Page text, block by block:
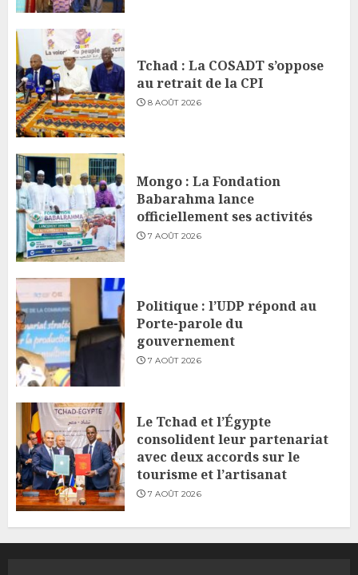
Tchad : La COSADT s’oppose
au retrait de la CPI
8 AOÛT 2026
Mongo : La Fondation
Babarahma lance
officiellement ses activités
7 AOÛT 2026
Politique : l’UDP répond au
Porte-parole du
gouvernement
7 AOÛT 2026
Le Tchad et l’Égypte
consolident leur partenariat
avec deux accords sur le
tourisme et l’artisanat
7 AOÛT 2026